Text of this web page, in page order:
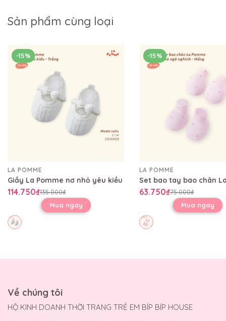
Sản phẩm cùng loại
-15%
LA POMME
Giầy La Pomme nơ nhỏ yêu kiều
114.750₫135.000₫
Mua ngay
-15%
LA POMME
63.750₫75.000₫
Mua ngay
Về chúng tôi
HỘ KINH DOANH THỜI TRANG TRẺ EM BÍP BÍP HOUSE